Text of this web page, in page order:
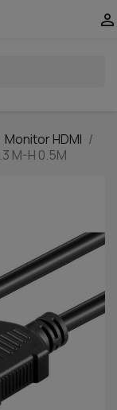

Monitor HDMI
M-H 0.5M